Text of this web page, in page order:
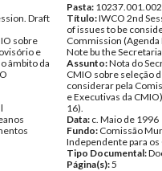
Draft
sobre
e
âmbito da
Pasta: 10237.001.002
Título:IWCO 2nd
of issues to be
Commission (Agenda
Note bu the
Assunto:Nota do
CMIO sobre seleção
considerar pela
e Executivas da
16).
Data: c. Maio de 1996
Fundo: Comissão
Independente para os
Tipo Documental:
Página(s):5